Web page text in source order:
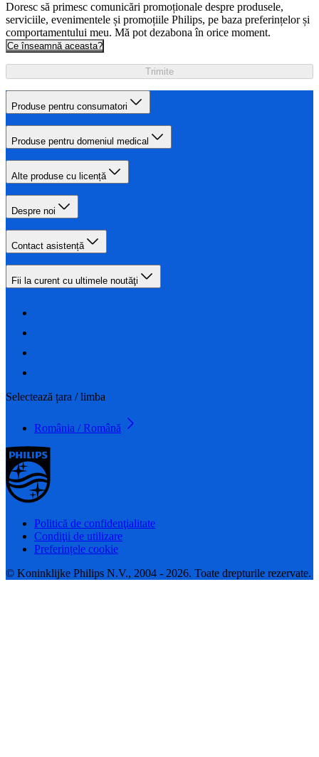
Doresc să primesc comunicări promoționale despre produsele,
serviciile, evenimentele și promoțiile Philips, pe baza preferințelor și
comportamentului meu. Mă pot dezabona în orice moment.
Ce înseamnă aceasta?
Trimite
Produse pentru consumatori
Produse pentru domeniul medical
Alte produse cu licență
Despre noi
Contact asistență
Fii la curent cu ultimele noutăţi
Selectează țara / limba
România / Română
Politică de confidenţialitate
Condiţii de utilizare
Preferințele cookie
© Koninklijke Philips N.V., 2004 - 2026. Toate drepturile rezervate.